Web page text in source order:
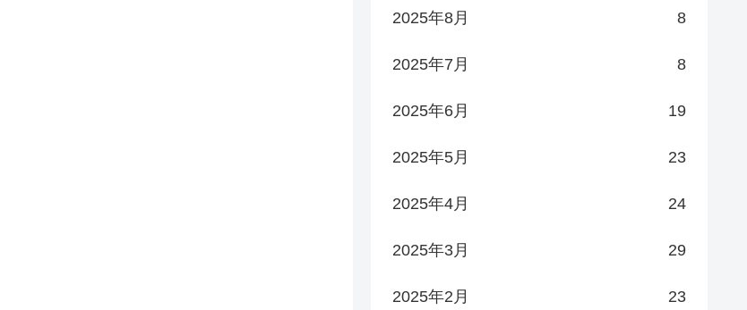
2025年8月 8
2025年7月 8
2025年6月 19
2025年5月 23
2025年4月 24
2025年3月 29
2025年2月 23